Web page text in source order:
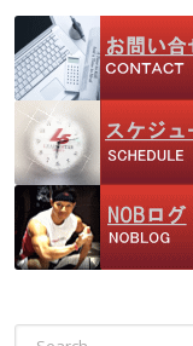
b
o
o
k
e
n
g
er